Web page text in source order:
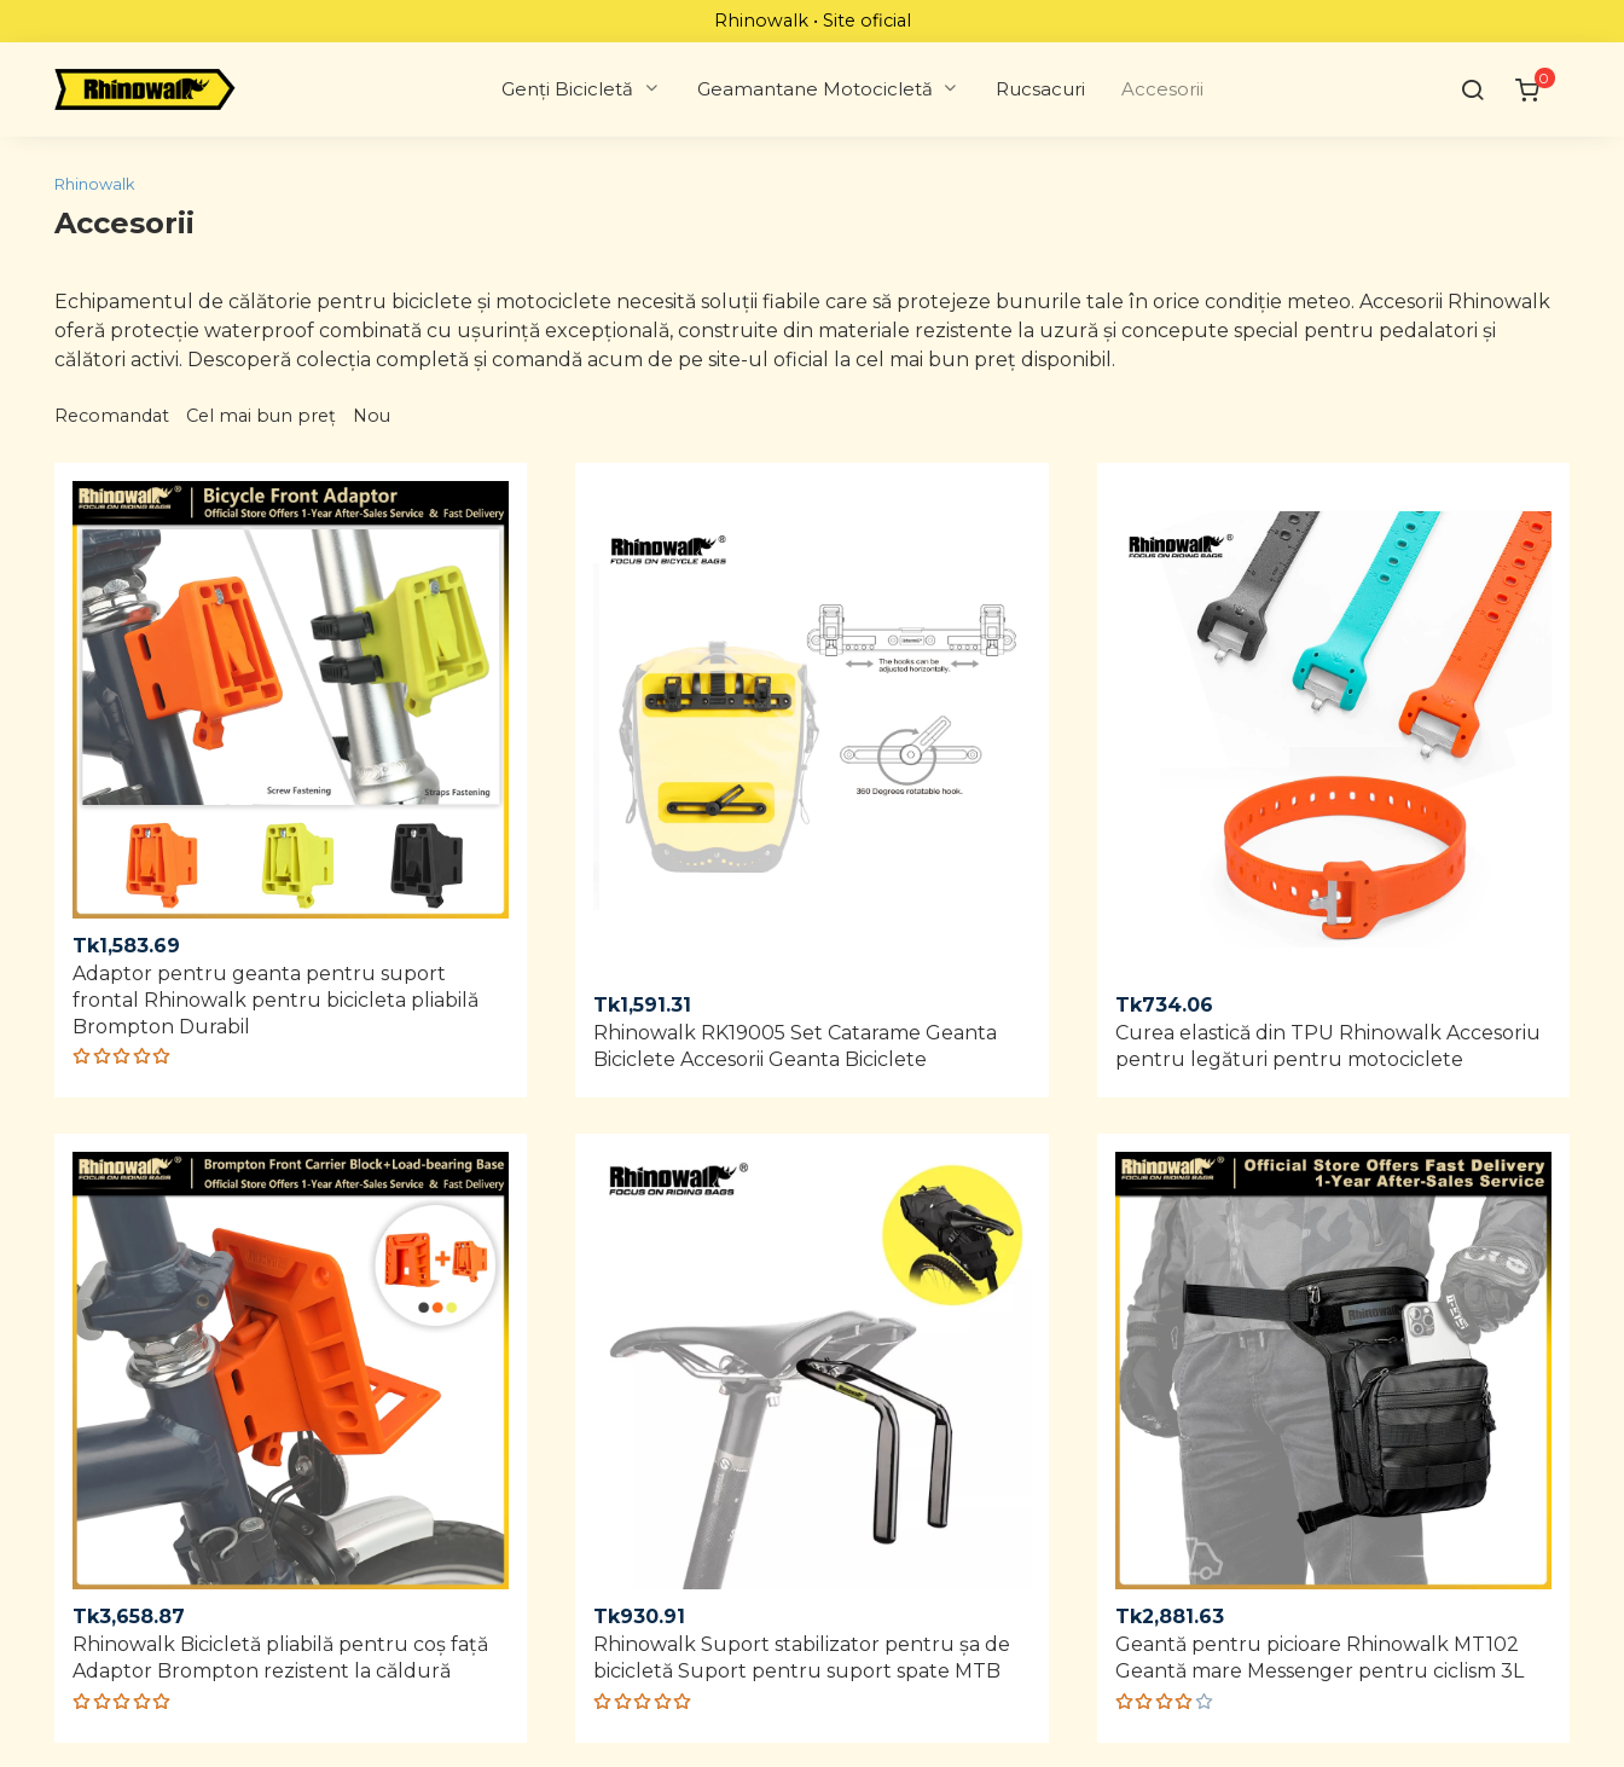
to
content
Rhinowalk • Site oficial
Genți Bicicletă Geamantane Motocicletă Rucsacuri Accesorii 0
Rhinowalk
Accesorii
Echipamentul de călătorie pentru biciclete și motociclete necesită soluții fiabile care să protejeze bunurile tale în orice condiție meteo. Accesorii Rhinowalk
oferă protecție waterproof combinată cu ușurință excepțională, construite din materiale rezistente la uzură și concepute special pentru pedalatori și
călători activi. Descoperă colecția completă și comandă acum de pe site-ul oficial la cel mai bun preț disponibil.
Recomandat Cel mai bun preț Nou
Tk1,583.69
Adaptor pentru geanta pentru suport
frontal Rhinowalk pentru bicicleta pliabilă
Brompton Durabil
Rated
of 5
Tk1,591.31
Rhinowalk RK19005 Set Catarame Geanta
Biciclete Accesorii Geanta Biciclete
Tk734.06
Curea elastică din TPU Rhinowalk Accesoriu
pentru legături pentru motociclete
Tk3,658.87
Rhinowalk Bicicletă pliabilă pentru coș față
Adaptor Brompton rezistent la căldură
Tk930.91
Rhinowalk Suport stabilizator pentru șa de
bicicletă Suport pentru suport spate MTB
Tk2,881.63
Geantă pentru picioare Rhinowalk MT102
Geantă mare Messenger pentru ciclism 3L